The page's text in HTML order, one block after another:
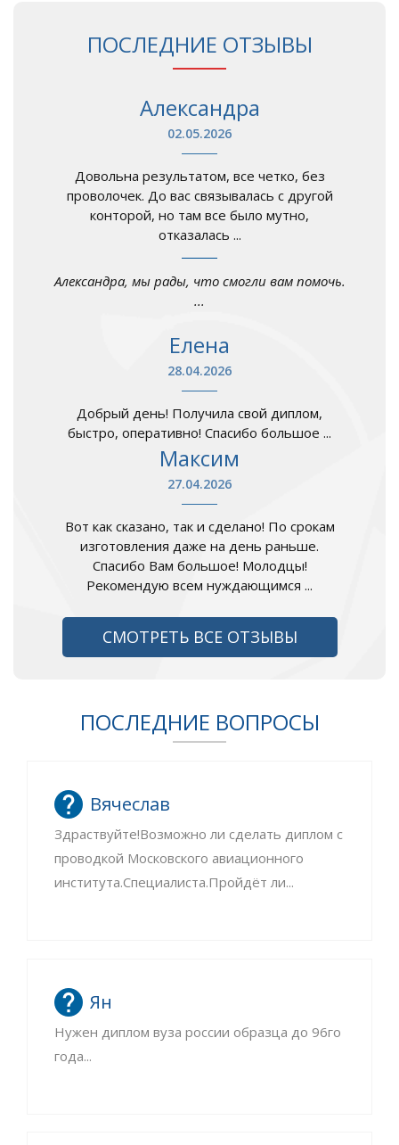
ПОСЛЕДНИЕ ОТЗЫВЫ
Александра
02.05.2026
Довольна результатом, все четко, без
проволочек. До вас связывалась с другой
конторой, но там все было мутно,
отказалась ...
Александра, мы рады, что смогли вам помочь.
...
Елена
28.04.2026
Добрый день! Получила свой диплом,
быстро, оперативно! Спасибо большое ...
Максим
27.04.2026
Вот как сказано, так и сделано! По срокам
изготовления даже на день раньше.
Спасибо Вам большое! Молодцы!
Рекомендую всем нуждающимся ...
СМОТРЕТЬ ВСЕ ОТЗЫВЫ
ПОСЛЕДНИЕ ВОПРОСЫ
Вячеслав
Здраствуйте!Возможно ли сделать диплом с
проводкой Московского авиационного
института.Специалиста.Пройдёт ли...
Ян
Нужен диплом вуза россии образца до 96го
года...